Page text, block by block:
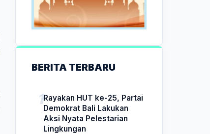
BERITA TERBARU
Rayakan HUT ke-25, Partai
Demokrat Bali Lakukan
Aksi Nyata Pelestarian
Lingkungan